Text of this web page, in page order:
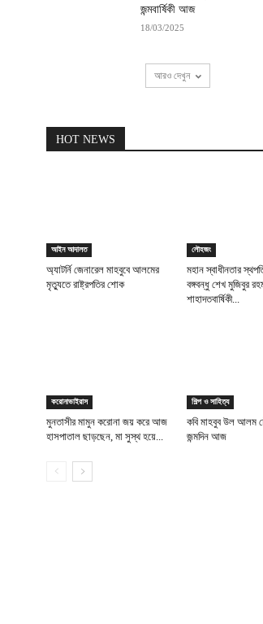
জন্মবার্ষিকী আজ
18/03/2025
আরও দেখুন
HOT NEWS
আইন আদালত
অ্যাটর্নি জেনারেল মাহবুবে আলমের
মৃত্যুতে রাষ্ট্রপতির শোক
লৌহজং
মহান স্বাধীনতার
বঙ্গবন্ধু শেখ মুজিবুর
শাহাদতবার্ষিকী...
করোনাভাইরাস
মুনতাসীর মামুন করোনা জয় করে আজ
হাসপাতাল ছাড়ছেন, মা সুস্থ হয়ে...
শিল্প ও সাহিত্য
কবি মাহবুব উল আলম
জন্মদিন আজ